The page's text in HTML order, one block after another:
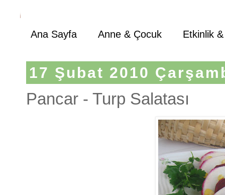
Ana Sayfa Anne & Çocuk Etkinlik
17 Şubat 2010
Pancar - Turp Salatası